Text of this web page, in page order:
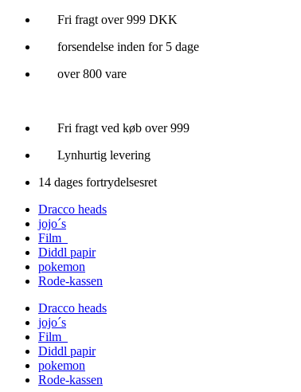
Videre
indhold
Fri fragt over 999 DKK
forsendelse inden for 5 dage
over 800 vare
Fri fragt ved køb over 999
Lynhurtig levering
14 dages fortrydelsesret
Dracco heads
jojo´s
Film
Diddl papir
pokemon
Rode-kassen
Dracco heads
jojo´s
Film
Diddl papir
pokemon
Rode-kassen